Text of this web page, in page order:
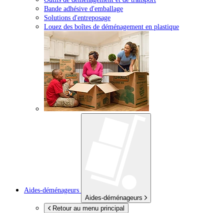
Bande adhésive d'emballage
Solutions d'entreposage
Louez des boîtes de déménagement en plastique
Aides-déménageurs
Aides-déménageurs
Retour au menu principal